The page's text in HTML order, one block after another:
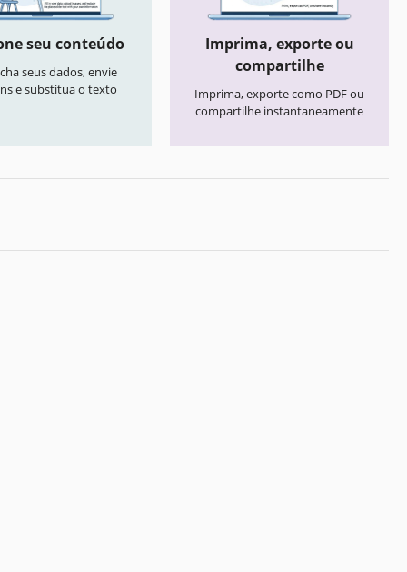
seu conteúdo
seus dados, envie
e substitua o texto
Imprima, exporte ou
compartilhe
Imprima, exporte como PDF ou
compartilhe instantaneamente